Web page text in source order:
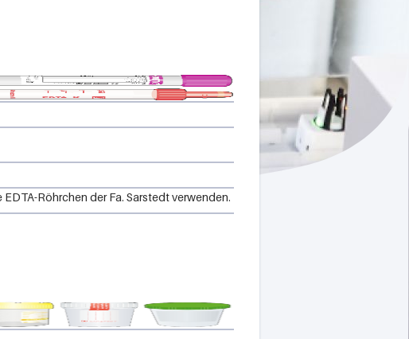
Röhrchen der Fa. Sarstedt verwenden.